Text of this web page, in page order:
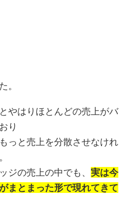
。
やはりほとんどの売上がバ
り
っと売上を分散させなけれ
ジの売上の中でも、 実は今
まとまった形で現れてきて